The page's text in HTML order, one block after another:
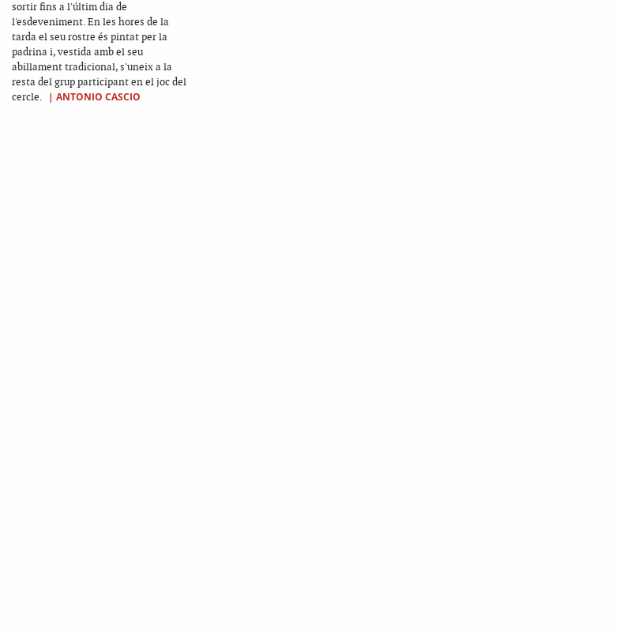
sortir fins a l'últim dia de
l'esdeveniment. En les hores de la
tarda el seu rostre és pintat per la
padrina i, vestida amb el seu
abillament tradicional, s'uneix a la
resta del grup participant en el joc del
cercle.
| ANTONIO CASCIO